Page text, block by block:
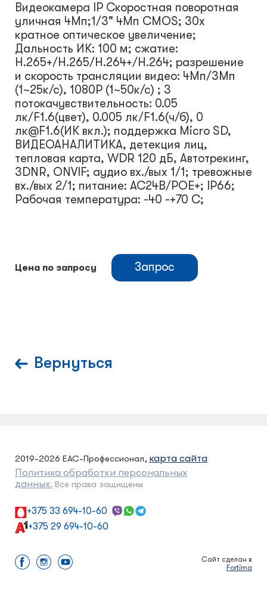
Видеокамера IP Скоростная поворотная
уличная 4Мп;1/3" 4Mп CMOS; 30x
кратное оптическое увеличение;
Дальность ИК: 100 м; сжатие:
H.265+/H.265/H.264+/H.264; разрешение
и скорость трансляции видео: 4Мп/3Мп
(1~25к/с), 1080P (1~50к/с) ; 3
потокачувствительность: 0.05
лк/F1.6(цвет), 0.005 лк/F1.6(ч/б), 0
лк@F1.6(ИК вкл.); поддержка Micro SD,
ВИДЕОАНАЛИТИКА, детекция лиц,
тепловая карта, WDR 120 дБ, Автотрекинг,
3DNR, ONVIF; аудио вх./вых 1/1; тревожные
вх./вых 2/1; питание: AC24В/PОE+; IP66;
Рабочая температура: -40 -+70 С;
Цена по запросу Запрос
Вернуться
2019-2026 ЕАС-Профессионал, карта сайта
Политика обработки персональных
данных. Все права защищены
+375 33 694-10-60
+375 29 694-10-60
Сайт сделан в
Fortima